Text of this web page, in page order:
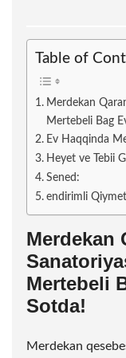
Table of
Merdekan
Mertebeli Bag
Ev Haqqinda
Heyet ve Tebii
Sened:
endirimli
Merdekan
Mertebeli
Sotda!
Merdekan